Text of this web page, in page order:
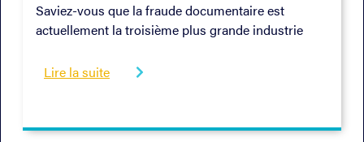
Saviez-vous que la fraude documentaire est
actuellement la troisième plus grande industrie
de ses problèmes majeurs. Elle entraîne des
grave pour les particuliers.
Lire la suite 